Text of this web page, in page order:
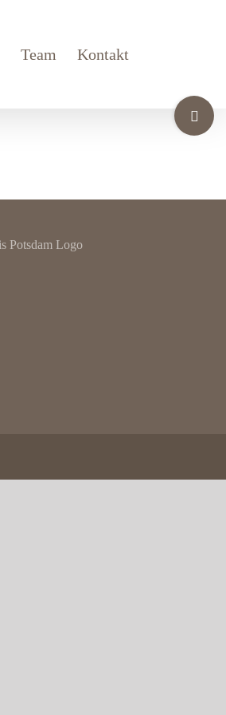
Team Kontakt
Toggle
Sliding